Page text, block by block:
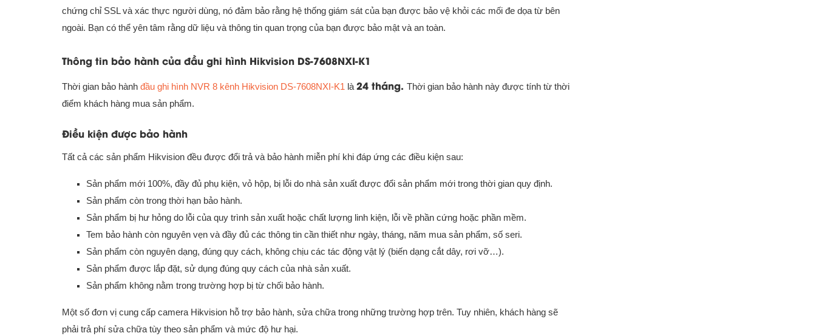
chứng chỉ SSL và xác thực người dùng, nó đảm bảo rằng hệ thống giám sát của bạn được bảo vệ khỏi các mối đe dọa từ bên
ngoài. Bạn có thể yên tâm rằng dữ liệu và thông tin quan trọng của bạn được bảo mật và an toàn.
Thông tin bảo hành của đầu ghi hình Hikvision DS-7608NXI-K1
Thời gian bảo hành đầu ghi hình NVR 8 kênh Hikvision DS-7608NXI-K1 là 24 tháng. Thời gian bảo hành này được tính từ thời
điểm khách hàng mua sản phẩm.
Điều kiện được bảo hành
Tất cả các sản phẩm Hikvision đều được đổi trả và bảo hành miễn phí khi đáp ứng các điều kiện sau:
Sản phẩm mới 100%, đầy đủ phụ kiện, vỏ hộp, bị lỗi do nhà sản xuất được đổi sản phẩm mới trong thời gian quy định.
Sản phẩm còn trong thời hạn bảo hành.
Sản phẩm bị hư hỏng do lỗi của quy trình sản xuất hoặc chất lượng linh kiện, lỗi về phần cứng hoặc phần mềm.
Tem bảo hành còn nguyên vẹn và đầy đủ các thông tin cần thiết như ngày, tháng, năm mua sản phẩm, số seri.
Sản phẩm còn nguyên dạng, đúng quy cách, không chịu các tác động vật lý (biến dạng cắt dây, rơi vỡ…).
Sản phẩm được lắp đặt, sử dụng đúng quy cách của nhà sản xuất.
Sản phẩm không nằm trong trường hợp bị từ chối bảo hành.
Một số đơn vị cung cấp camera Hikvision hỗ trợ bảo hành, sửa chữa trong những trường hợp trên. Tuy nhiên, khách hàng sẽ
phải trả phí sửa chữa tùy theo sản phẩm và mức độ hư hại.